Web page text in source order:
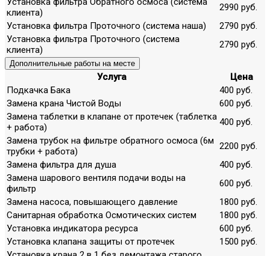
клиента)
2990 руб.
Установка фильтра Проточного (система наша)
2790 руб.
Установка фильтра Проточного (система
клиента)
2790 руб.
Дополнительные работы на месте
Услуга
Цена
Подкачка Бака
400 руб.
Замена крана Чистой Воды
600 руб.
Замена таблетки в клапане от протечек (таблетка
+ работа)
400 руб.
Замена трубок на фильтре обратного осмоса (6м
трубки + работа)
2200 руб.
Замена фильтра для душа
400 руб.
Замена шарового вентиля подачи воды на
фильтр
600 руб.
Замена насоса, повышающего давление
1800 руб.
Санитарная обработка Осмотических систем
1800 руб.
Установка индикатора ресурса
600 руб.
Установка клапана защиты от протечек
1500 руб.